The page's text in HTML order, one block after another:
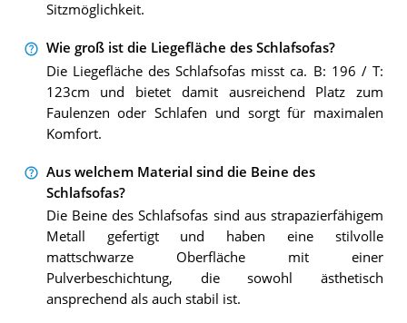
Sitzmöglichkeit.
Wie groß ist die Liegefläche des Schlafsofas?
Die Liegefläche des Schlafsofas misst ca. B: 196 / T:
123cm und bietet damit ausreichend Platz zum
Faulenzen oder Schlafen und sorgt für maximalen
Komfort.
Aus welchem Material sind die Beine des
Schlafsofas?
Die Beine des Schlafsofas sind aus strapazierfähigem
Metall gefertigt und haben eine stilvolle
mattschwarze Oberfläche mit einer
Pulverbeschichtung, die sowohl ästhetisch
ansprechend als auch stabil ist.